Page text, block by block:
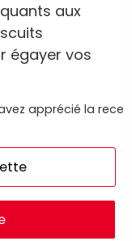
aux
égayer vos
apprécié la